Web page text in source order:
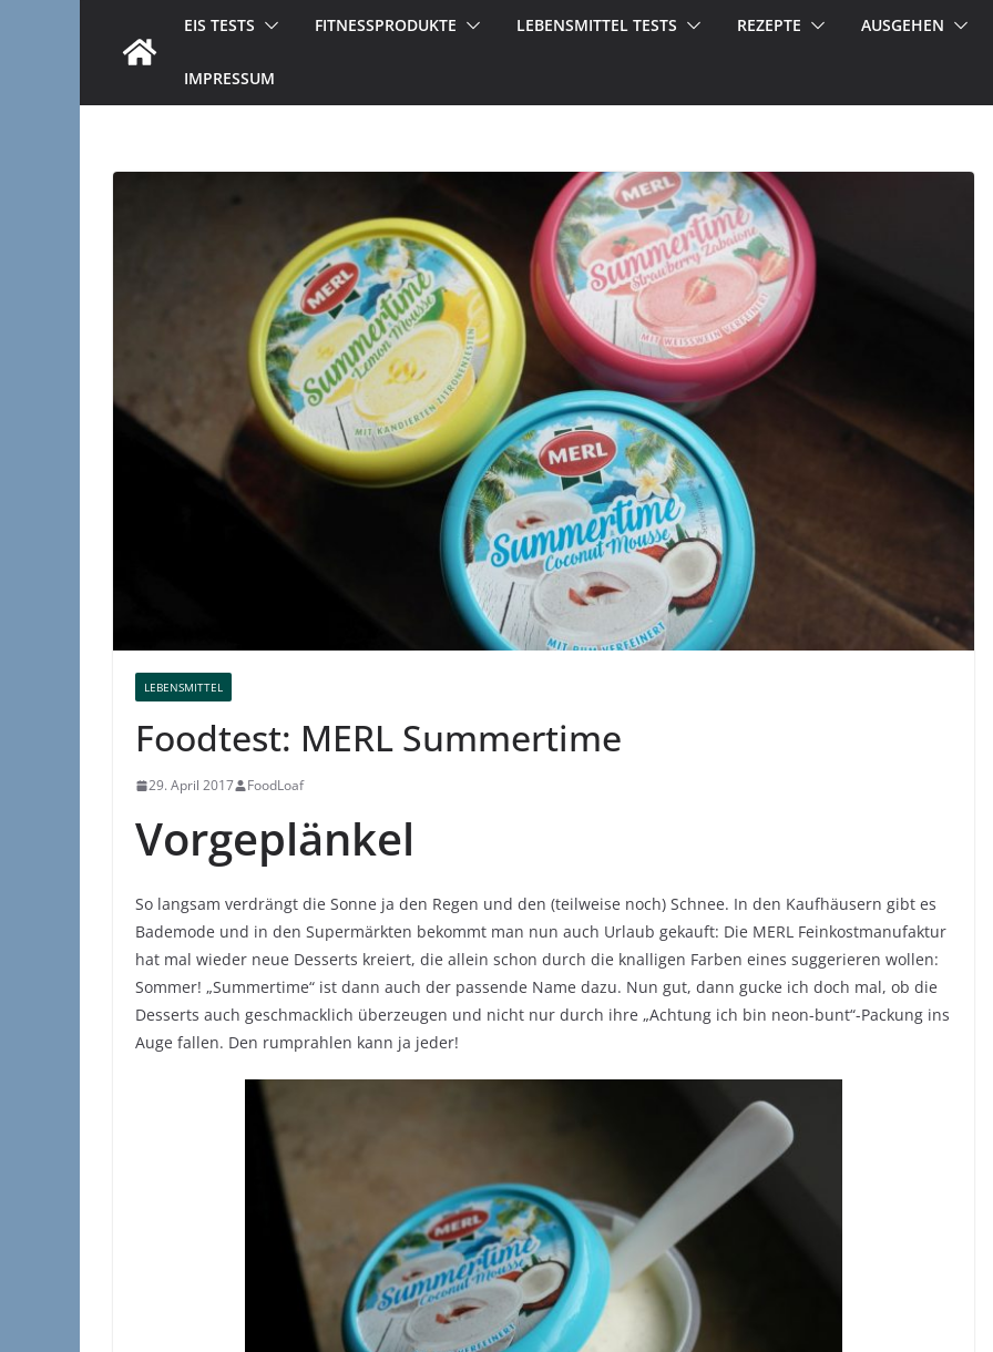
EIS TESTS FITNESSPRODUKTE LEBENSMITTEL TESTS REZEPTE AUSGEHEN
IMPRESSUM
LEBENSMITTEL
Foodtest: MERL Summertime
29. April 2017 FoodLoaf
Vorgeplänkel
So langsam verdrängt die Sonne ja den Regen und den (teilweise noch) Schnee. In den Kaufhäusern gibt es
Bademode und in den Supermärkten bekommt man nun auch Urlaub gekauft: Die MERL Feinkostmanufaktur
hat mal wieder neue Desserts kreiert, die allein schon durch die knalligen Farben eines suggerieren wollen:
Sommer! „Summertime“ ist dann auch der passende Name dazu. Nun gut, dann gucke ich doch mal, ob die
Desserts auch geschmacklich überzeugen und nicht nur durch ihre „Achtung ich bin neon-bunt“-Packung ins
Auge fallen. Den rumprahlen kann ja jeder!